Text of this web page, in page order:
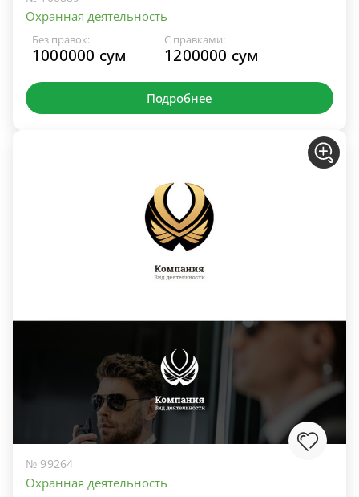
Охранная деятельность
Без правок:
1000000 сум
С правками:
1200000 сум
Подробнее
№ 99264
Охранная деятельность